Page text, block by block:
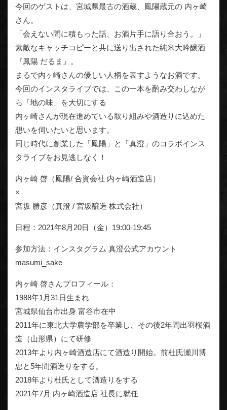
今回のゲストは、宮城県最古の酒蔵、鳳陽蔵元の 内ヶ崎
さん。
「会えない間に積もった話、お酒片手に語り合おう。」
素敵なキャッチコピーと共に送り出された純米大吟醸酒
『鳳陽 だるま』。
まるで内ヶ崎さんの優しい人柄を表すようなお酒です。
今回のインスタライブでは、この一本を酌み交わしなが
ら「地の味」を大切にする
内ヶ崎さんが現在進めている取り組みや酒造りに込めた
想いを伺いたいと思います。
同じ時代に創業した「鳳陽」と「真澄」のコラボインス
タライブをお見逃しなく！
内ヶ崎 啓（鳳陽/ 合資会社 内ヶ崎酒造店）
×
宮坂 勝彦（真澄 / 宮坂醸造 株式会社）
日程：2021年8月20日（金）19:00-19:45
参加方法：インスタグラム 真澄公式アカウント
masumi_sake
内ヶ崎 啓さんプロフィール：
1988年1月31日生まれ
宮城県仙台市出身 富谷市在中
2011年に東北大学農学部を卒業し、その後2年間出羽桜酒
造（山形県）にて研修
2013年より内ヶ崎酒造店にて酒造り開始。前杜氏瀬川博
忠と5年間酒造りをする。
2018年より杜氏として酒造りをする
2021年7月 内ヶ崎酒造店 社長に就任